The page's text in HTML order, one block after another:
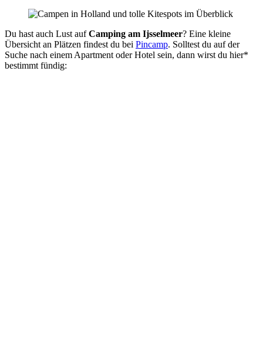
Du hast auch Lust aufCamping am Ijsselmeer? Eine kleine
Übersicht an Plätzen findest du bei Pincamp. Solltest du auf der
Suche nach einem Apartment oder Hotel sein, dann wirst du hier*
bestimmt fündig: